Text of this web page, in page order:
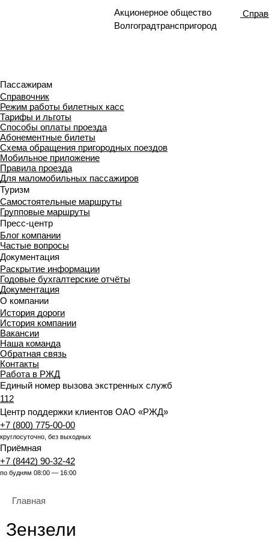
Акционерное общество
Волгоградтранспригород
Пассажирам
Справочник
Режим работы билетных касс
Тарифы и льготы
Способы оплаты проезда
Абонементные билеты
Схема обращения пригородных поездов
Мобильное приложение
Правила проезда
Для маломобильных пассажиров
Туризм
Самостоятельные маршруты
Групповые маршруты
Пресс-центр
Блог компании
Частые вопросы
Документация
Раскрытие информации
Годовые бухгалтерские отчёты
Документация
О компании
История дороги
История компании
Вакансии
Наша команда
Обратная связь
Контакты
Работа в РЖД
Единый номер вызова экстренных служб
112
Центр поддержки клиентов ОАО «РЖД»
+7 (800) 775-00-00
круглосуточно, без выходных
Приёмная
+7 (8442) 90-32-42
по будням 08:00 — 16:00
Главная
Зензели